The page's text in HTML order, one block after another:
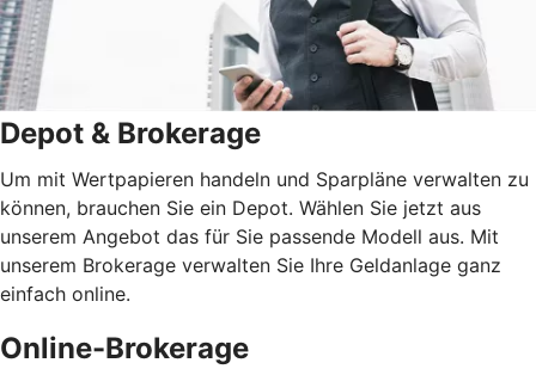
Depot & Brokerage
Um mit Wertpapieren handeln und Sparpläne verwalten zu
können, brauchen Sie ein Depot. Wählen Sie jetzt aus
unserem Angebot das für Sie passende Modell aus. Mit
unserem Brokerage verwalten Sie Ihre Geldanlage ganz
einfach online.
Online-Brokerage